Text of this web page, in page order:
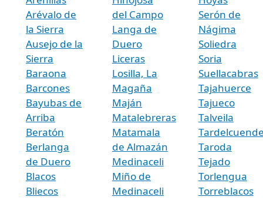
Arévalo de
la Sierra
Ausejo de la
Sierra
Baraona
Barcones
Bayubas de
Arriba
Beratón
Berlanga
de Duero
Blacos
Bliecos
del Campo
Langa de
Duero
Liceras
Losilla, La
Magaña
Maján
Matalebreras
Matamala
de Almazán
Medinaceli
Miño de
Medinaceli
Serón de
Nágima
Soliedra
Soria
Suellacabras
Tajahuerce
Tajueco
Talveila
Taroda
Tejado
Torlengua
Torreblacos